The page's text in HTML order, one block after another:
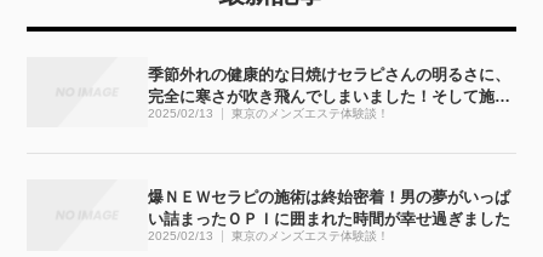
季節外れの健康的な日焼けセラピさんの明るさに、
完全に寒さが吹き飛んでしまいました！そして施術
も・・・完全にぶっ飛びました！！
2025/02/13 東京のメンズエステ体験談！
爆ＮＥＷセラピの施術は終始密着！男の夢がいっぱ
い詰まったＯＰＩに囲まれた時間が幸せ過ぎました
2025/02/13 東京のメンズエステ体験談！